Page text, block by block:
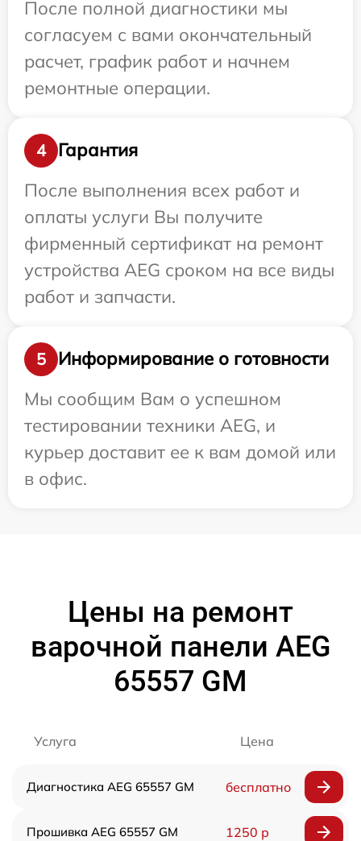
После полной диагностики мы
согласуем с вами окончательный
расчет, график работ и начнем
ремонтные операции.
4
Гарантия
После выполнения всех работ и
оплаты услуги Вы получите
фирменный сертификат на ремонт
устройства AEG сроком на все виды
работ и запчасти.
5
Информирование о готовности
Мы сообщим Вам о успешном
тестировании техники AEG, и
курьер доставит ее к вам домой или
в офис.
Цены на ремонт
варочной панели AEG
65557 GM
Услуга Цена
Диагностика AEG 65557 GM бесплатно
Прошивка AEG 65557 GM 1250 р